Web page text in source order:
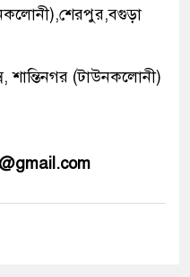
শান্তিনগর (টাউনকলোনী)